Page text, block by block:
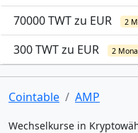
70000 TWT zu EUR 2
300 TWT zu EUR 2
Cointable AMP
Wechselkurse in